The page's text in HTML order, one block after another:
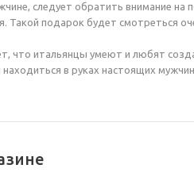
следует обратить внимание на
Такой подарок будет смотреться
что итальянцы умеют и любят
в руках настоящих